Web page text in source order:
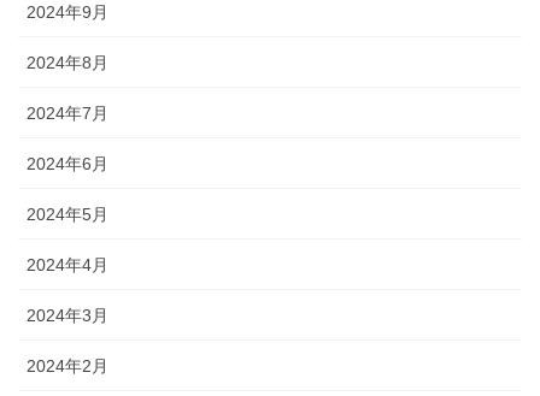
2024年9月
2024年8月
2024年7月
2024年6月
2024年5月
2024年4月
2024年3月
2024年2月